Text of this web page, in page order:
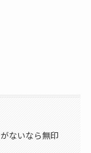
ないなら無印